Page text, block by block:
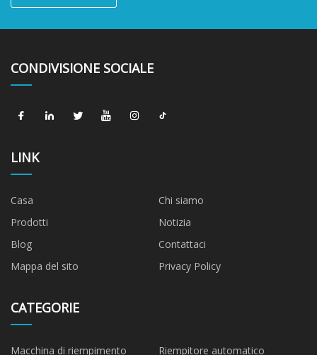
CONDIVISIONE SOCIALE
LINK
Casa
Chi siamo
Prodotti
Notizia
Blog
Contattaci
Mappa del sito
Privacy Policy
CATEGORIE
Macchina di riempimento Riempitore automatico